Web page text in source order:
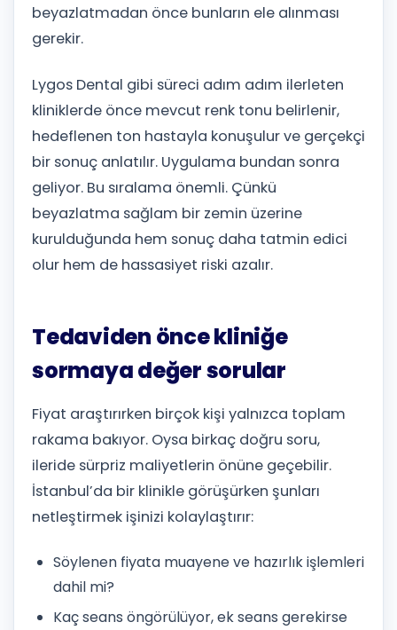
beyazlatmadan önce bunların ele alınması
gerekir.
Lygos Dental gibi süreci adım adım ilerleten
kliniklerde önce mevcut renk tonu belirlenir,
hedeflenen ton hastayla konuşulur ve gerçekçi
bir sonuç anlatılır. Uygulama bundan sonra
geliyor. Bu sıralama önemli. Çünkü
beyazlatma sağlam bir zemin üzerine
kurulduğunda hem sonuç daha tatmin edici
olur hem de hassasiyet riski azalır.
Tedaviden önce kliniğe
sormaya değer sorular
Fiyat araştırırken birçok kişi yalnızca toplam
rakama bakıyor. Oysa birkaç doğru soru,
ileride sürpriz maliyetlerin önüne geçebilir.
İstanbul’da bir klinikle görüşürken şunları
netleştirmek işinizi kolaylaştırır:
Söylenen fiyata muayene ve hazırlık işlemleri
dahil mi?
Kaç seans öngörülüyor, ek seans gerekirse